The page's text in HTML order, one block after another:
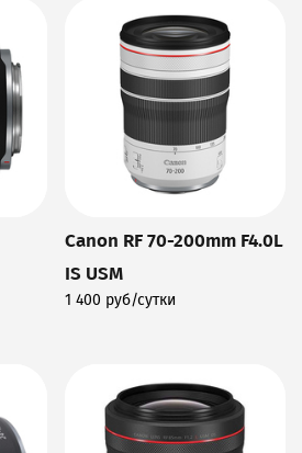
Canon RF 70-200mm F4.0L
IS USM
1 400 руб/сутки